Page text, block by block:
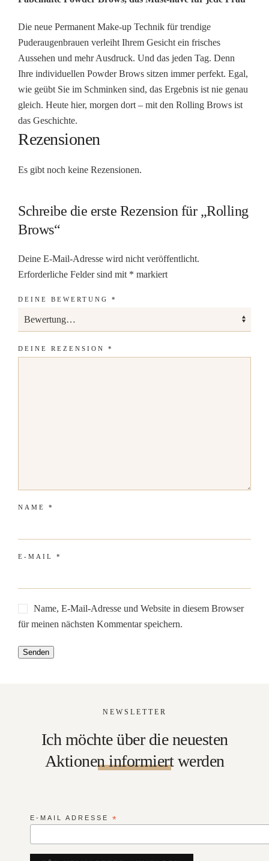
Die neue Permanent Make-up Technik für trendige
Puderaugenbrauen verleiht Ihrem Gesicht ein frisches
Aussehen und mehr Ausdruck. Und das jeden Tag. Denn
Ihre individuellen Powder Brows sitzen immer perfekt. Egal,
wie geübt Sie im Schminken sind, das Ergebnis ist nie genau
gleich. Heute hier, morgen dort – mit den Rolling Brows ist
das Geschichte.
Rezensionen
Es gibt noch keine Rezensionen.
Schreibe die erste Rezension für „Rolling
Brows“
Deine E-Mail-Adresse wird nicht veröffentlicht.
Erforderliche Felder sind mit * markiert
DEINE BEWERTUNG *
DEINE REZENSION *
NAME *
E-MAIL *
Name, E-Mail-Adresse und Website in diesem Browser
für meinen nächsten Kommentar speichern.
NEWSLETTER
Ich möchte über die neuesten
Aktionen informiert werden
E-MAIL ADRESSE *